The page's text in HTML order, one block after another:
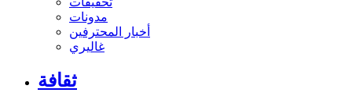
مدونات
أخبار المحترفين
غاليري
ثقافة